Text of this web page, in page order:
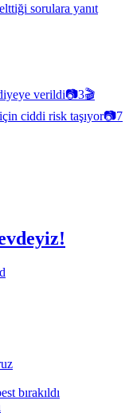
sorulara yanıt
verildi📷3🎬
ciddi risk taşıyor📷7